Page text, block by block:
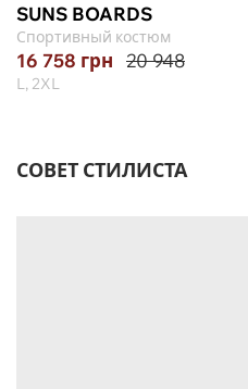
SUNS BOARDS
Спортивный костюм
16 758 грн 20 948
L, 2XL
СОВЕТ СТИЛИСТА